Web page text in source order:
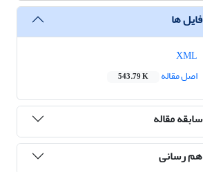
فایل ها
اصل مقاله
543.79 K
سابقه مقاله
هم رسانی